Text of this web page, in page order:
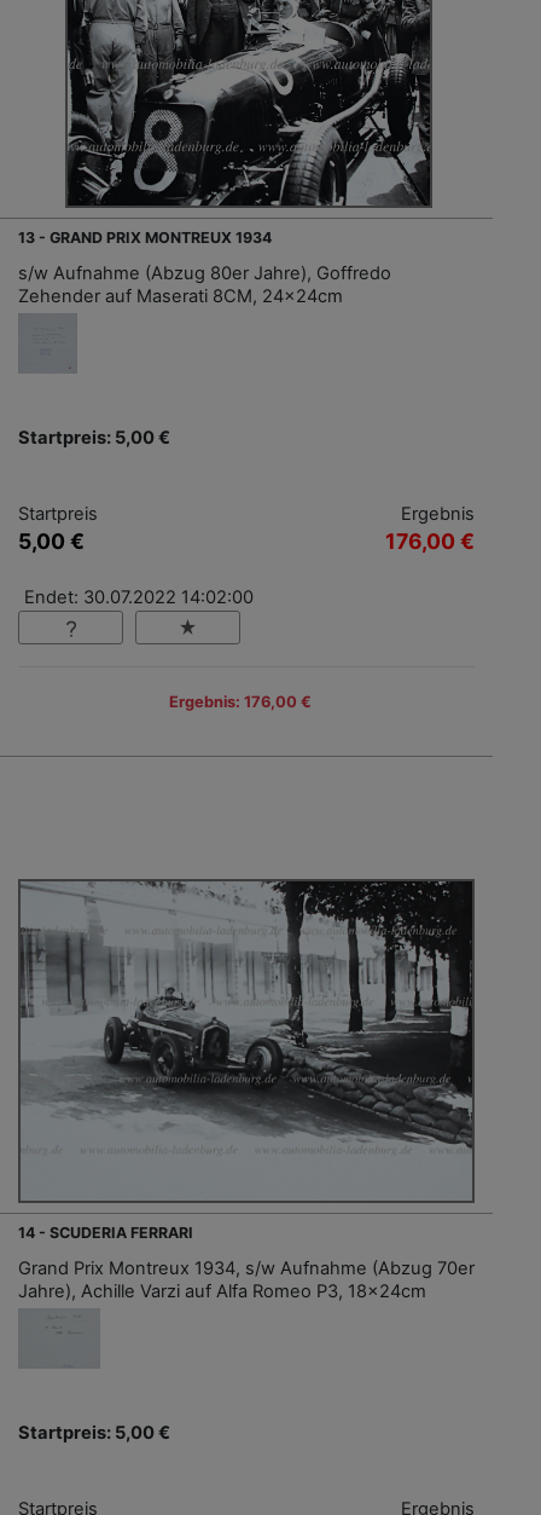
13 - GRAND PRIX MONTREUX 1934
s/w Aufnahme (Abzug 80er Jahre), Goffredo
Zehender auf Maserati 8CM, 24x24cm
Startpreis: 5,00 €
Startpreis
5,00 €
Ergebnis
176,00 €
Endet: 30.07.2022 14:02:00
Ergebnis: 176,00 €
14 - SCUDERIA FERRARI
Grand Prix Montreux 1934, s/w Aufnahme (Abzug 70er
Jahre), Achille Varzi auf Alfa Romeo P3, 18x24cm
Startpreis: 5,00 €
Startpreis Ergebnis